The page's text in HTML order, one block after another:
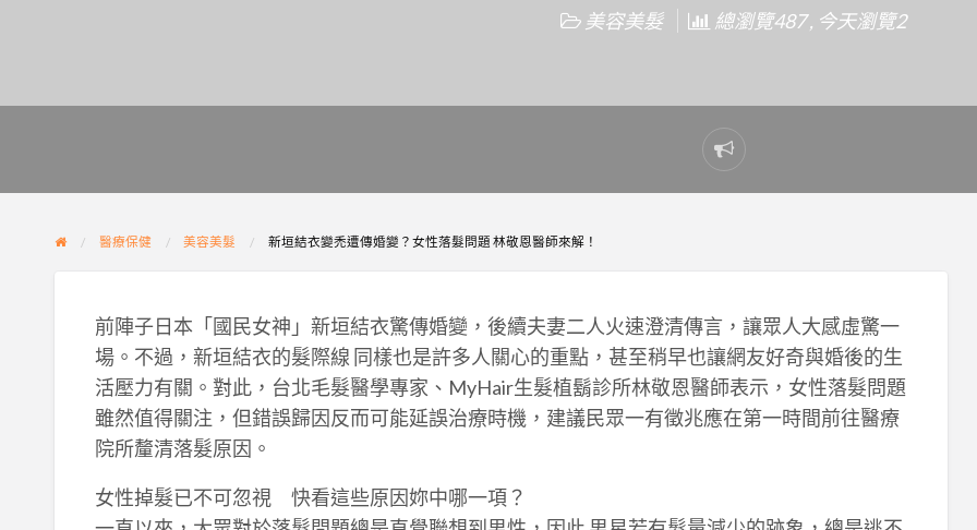
美容美髮 總瀏覽487 , 今天瀏覽2
Report
problem
醫療保健 美容美髮 新垣結衣變禿遭傳婚變？女性落髮問題 林敬恩醫師來解！
前陣子日本「國民女神」新垣結衣驚傳婚變，後續夫妻二人火速澄清傳言，讓眾人大感虛驚一
場。不過，新垣結衣的髮際線 同樣也是許多人關心的重點，甚至稍早也讓網友好奇與婚後的生
活壓力有關。對此，台北毛髮醫學專家、MyHair生髮植鬍診所林敬恩醫師表示，女性落髮問題
雖然值得關注，但錯誤歸因反而可能延誤治療時機，建議民眾一有徵兆應在第一時間前往醫療
院所釐清落髮原因。
女性掉髮已不可忽視 快看這些原因妳中哪一項？